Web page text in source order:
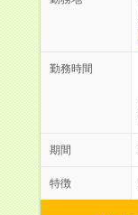
勤務時間
期間
特徴